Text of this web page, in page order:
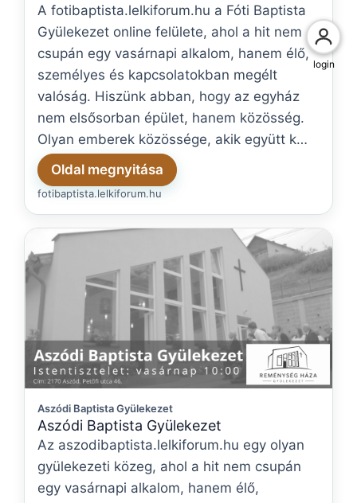
A fotibaptista.lelkiforum.hu a Fóti Baptista
Gyülekezet online felülete, ahol a hit nem
csupán egy vasárnapi alkalom, hanem élő,
személyes és kapcsolatokban megélt
valóság. Hiszünk abban, hogy az egyház
nem elsősorban épület, hanem közösség.
Olyan emberek közössége, akik együtt k…
Oldal megnyitása
fotibaptista.lelkiforum.hu
Aszódi Baptista Gyülekezet
Aszódi Baptista Gyülekezet
Az aszodibaptista.lelkiforum.hu egy olyan
gyülekezeti közeg, ahol a hit nem csupán
egy vasárnapi alkalom, hanem élő,
login